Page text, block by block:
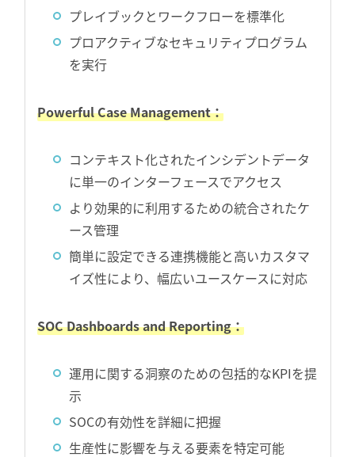
プレイブックとワークフローを標準化
プロアクティブなセキュリティプログラム
を実行
Powerful Case Management：
コンテキスト化されたインシデントデータ
に単一のインターフェースでアクセス
より効果的に利用するための統合されたケ
ース管理
簡単に設定できる連携機能と高いカスタマ
イズ性により、幅広いユースケースに対応
SOC Dashboards and Reporting：
運用に関する洞察のための包括的なKPIを提
示
SOCの有効性を詳細に把握
生産性に影響を与える要素を特定可能